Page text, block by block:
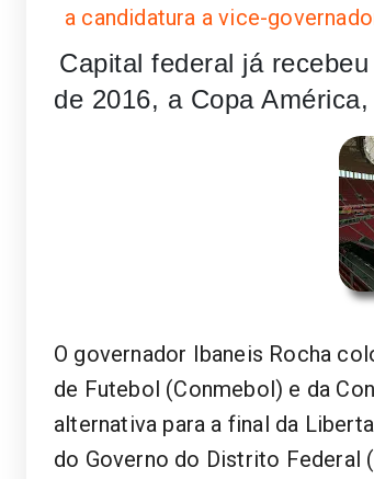
a candidatura a vice-
Capital federal já
de 2016, a Copa
O governador Ibaneis Rocha
de Futebol (Conmebol) e da
alternativa para a final da
do Governo do Distrito Federal